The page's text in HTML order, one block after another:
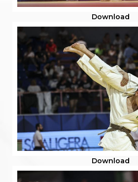
Download
Download